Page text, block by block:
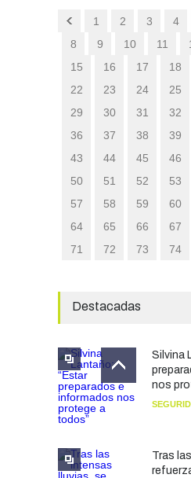
1 2 3 4
8
9 10 11
15
16 17 18
22
23 24 25
29
30 31 32
36
37 38 39
43
44 45 46
50
51 52 53
57
58 59 60
64
65 66 67
71
72 73 74
Destacadas
Silvina
nos
Tras